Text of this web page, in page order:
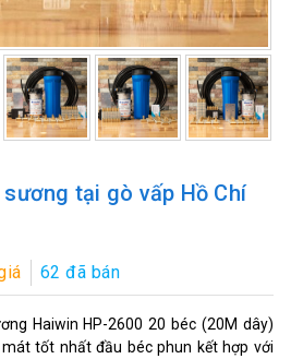
tại gò vấp Hồ Chí
62 đã bán
Haiwin HP-2600 20 béc (20M dây)
tốt nhất đầu béc phun kết hợp với